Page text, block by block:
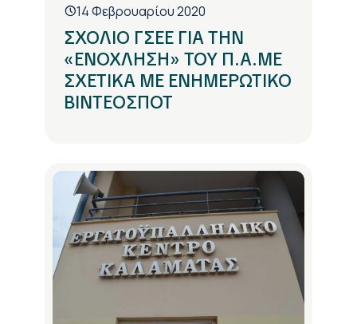
14 Φεβρουαρίου 2020
ΣΧΟΛΙΟ ΓΣΕΕ ΓΙΑ ΤΗΝ
«ΕΝΟΧΛΗΣΗ» ΤΟΥ Π.Α.ΜΕ
ΣΧΕΤΙΚΑ ΜΕ ΕΝΗΜΕΡΩΤΙΚΟ
ΒΙΝΤΕΟΣΠΟΤ